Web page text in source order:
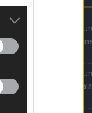
Masked Singer:
und
Masked Singer:
Sänger hat sich